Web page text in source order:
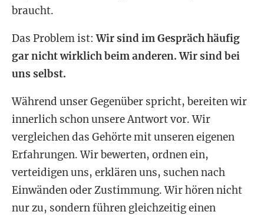
braucht.
Das Problem ist: Wir sind im Gespräch häufig
gar nicht wirklich beim anderen. Wir sind bei
uns selbst.
Während unser Gegenüber spricht, bereiten wir
innerlich schon unsere Antwort vor. Wir
vergleichen das Gehörte mit unseren eigenen
Erfahrungen. Wir bewerten, ordnen ein,
verteidigen uns, erklären uns, suchen nach
Einwänden oder Zustimmung. Wir hören nicht
nur zu, sondern führen gleichzeitig einen